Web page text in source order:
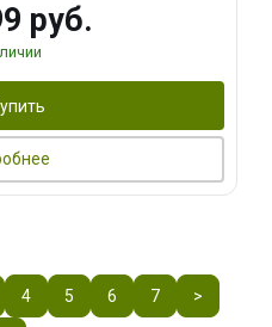
руб.
4 5 6 7 >